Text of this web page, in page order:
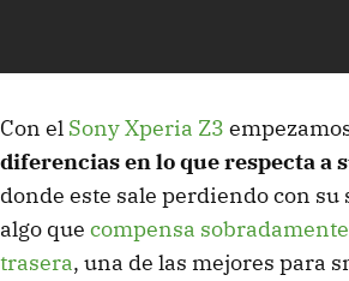
Con el Sony Xperia Z3
diferencias en lo que respecta a
donde este sale perdiendo con su
algo que compensa
trasera, una de las mejores para